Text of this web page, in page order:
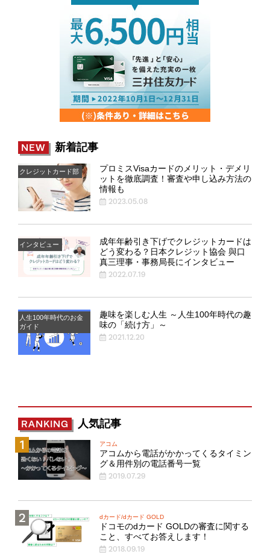
NEW 新着記事
クレジットカード部
プロミスVisaカードのメリット・デメリ
ットを徹底調査！審査や申し込み方法の
情報も
2023.05.08
インタビュー
成年年齢引き下げでクレジットカードは
どう変わる？日本クレジット協会 與口
真三理事・事務局長にインタビュー
2022.07.19
人生100年時代のお金
ガイド
趣味を楽しむ人生 ～人生100年時代の趣
味の「続け方」～
2021.12.20
RANKING 人気記事
アコム
アコムから電話がかかってくるタイミン
グ＆用件別の電話番号一覧
2019.07.29
dカード/dカード GOLD
ドコモのdカード GOLDの審査に関する
こと、すべてお答えします！
2018.09.19